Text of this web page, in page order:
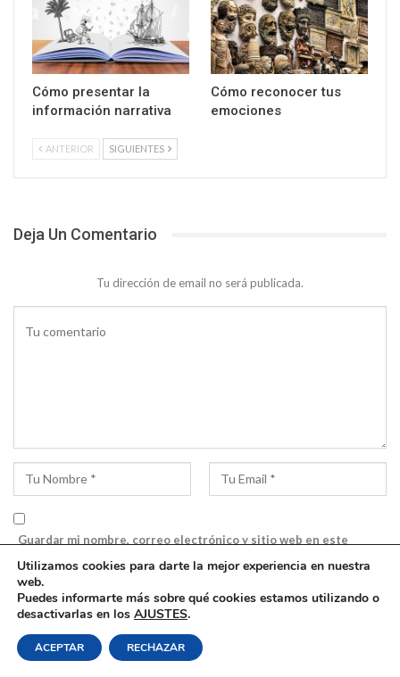
Cómo presentar la
información narrativa
Cómo reconocer tus
emociones
ANTERIOR SIGUIENTES
Deja Un Comentario
Tu dirección de email no será publicada.
Guardar mi nombre, correo electrónico y sitio web en este
navegador para la próxima vez que comente.
Artículos Recientes
Utilizamos cookies para darte la mejor experiencia en nuestra
web.
Puedes informarte más sobre qué cookies estamos utilizando o
desactivarlas en los AJUSTES.
ACEPTAR RECHAZAR